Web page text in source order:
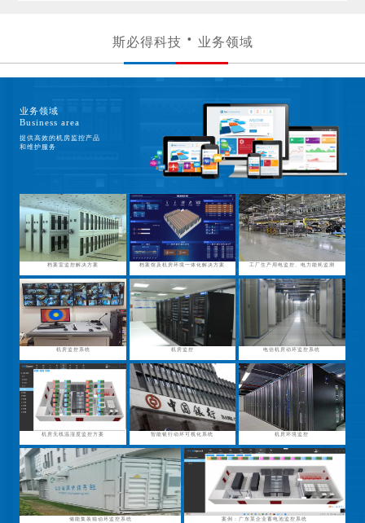
斯必得科技 业务领域
业务领域
Business area
提供高效的机房监控产品
和维护服务
档案室监控解决方案 档案馆及机房环境一体化解决方案 工厂生产用电监控、电力能耗监测
机房监控系统 机房监控 电信机房动环监控系统
机房无线温湿度监控方案 智能银行动环可视化系统 机房环境监控
储能集装箱动环监控系统 案例：广东某企业蓄电池监控系统